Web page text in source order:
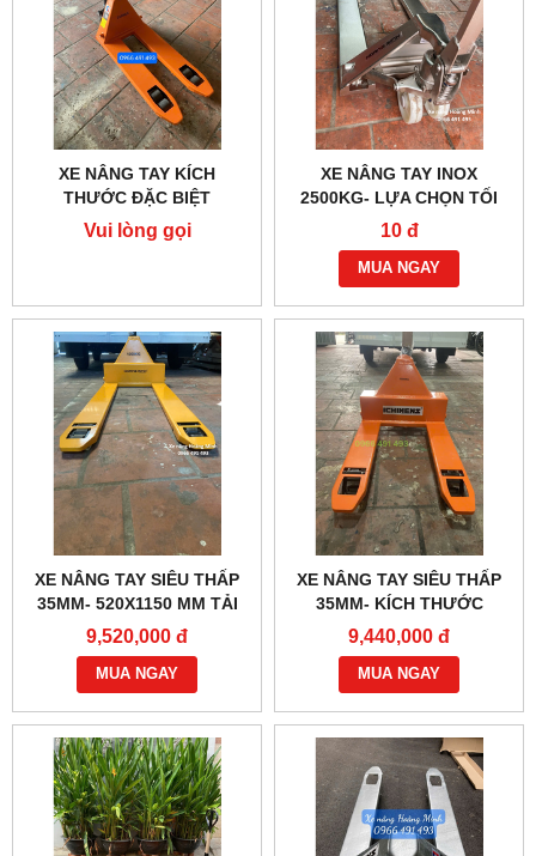
XE NÂNG TAY KÍCH
THƯỚC ĐẶC BIỆT
450X800MM, TẢI 2500KG
Vui lòng gọi
XE NÂNG TAY INOX
2500KG- LỰA CHỌN TỐI
ƯU CHO NGÀNH THỰC
10 đ
MUA NGAY
XE NÂNG TAY SIÊU THẤP
35MM- 520X1150 MM TẢI
TRỌNG 1000KG
9,520,000 đ
MUA NGAY
XE NÂNG TAY SIÊU THẤP
35MM- KÍCH THƯỚC
520X650MM
9,440,000 đ
MUA NGAY